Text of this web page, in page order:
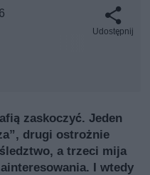
Udostępnij
zaskoczyć. Jeden
drugi ostrożnie
a trzeci mija
I wtedy